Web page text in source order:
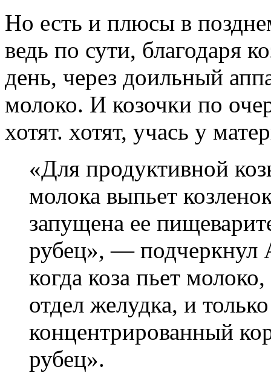
Но есть и плюсы в
ведь по сути, благодаря
день, через доильный
молоко. И козочки по
хотят. хотят, учась у
«Для продуктивной
молока выпьет
запущена ее
рубец», — подчеркнул
когда коза пьет
отдел желудка, и
концентрированный
рубец».